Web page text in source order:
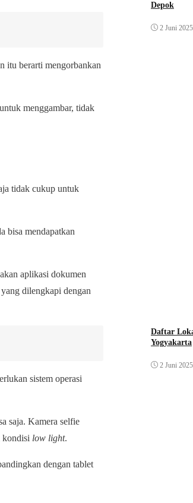
itu berarti mengorbankan
menggambar, tidak
tidak cukup untuk
bisa mendapatkan
aplikasi dokumen
dilengkapi dengan
sistem operasi
saja. Kamera selfie
kondisi low light.
dengan tablet
Depok
2 Juni 2025
Daftar
Yogyakarta
2 Juni 2025